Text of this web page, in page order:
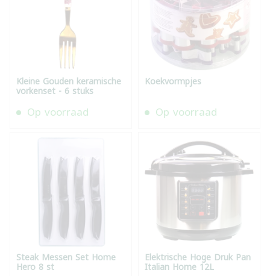
Kleine Gouden keramische
vorkenset - 6 stuks
Op voorraad
Koekvormpjes
Op voorraad
Steak Messen Set Home
Hero 8 st
Elektrische Hoge Druk Pan
Italian Home 12L